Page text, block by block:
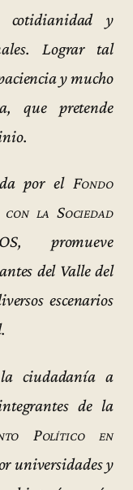
cotidianidad y
Lograr tal
y mucho
que pretende
por el Fondo
con la Sociedad
, promueve
del Valle del
escenarios
ciudadanía a
de la
Político en
universidades y